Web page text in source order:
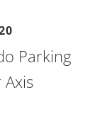
Parking